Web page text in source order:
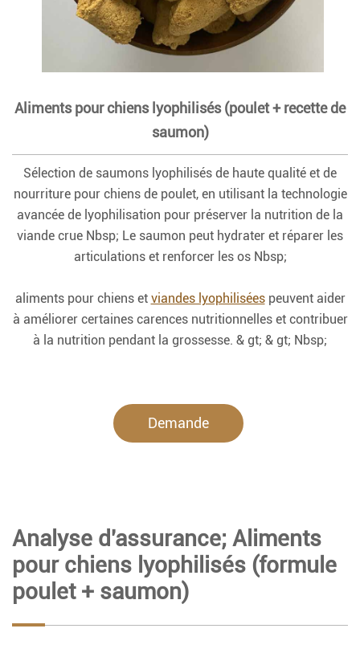
Aliments pour chiens lyophilisés (poulet + recette de
saumon)
Sélection de saumons lyophilisés de haute qualité et de
nourriture pour chiens de poulet, en utilisant la technologie
avancée de lyophilisation pour préserver la nutrition de la
viande crue Nbsp; Le saumon peut hydrater et réparer les
articulations et renforcer les os Nbsp;
aliments pour chiens et viandes lyophiliséespeuvent aider
à améliorer certaines carences nutritionnelles et contribuer
à la nutrition pendant la grossesse. & gt; & gt; Nbsp;
Demande
Analyse d'assurance; Aliments
pour chiens lyophilisés (formule
poulet + saumon)